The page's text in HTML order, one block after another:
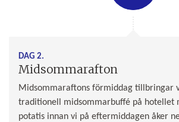
DAG 2.
Midsommarafton
Midsommaraftons förmiddag tillbringar
traditionell midsommarbuffé på hotellet
potatis innan vi på eftermiddagen åker